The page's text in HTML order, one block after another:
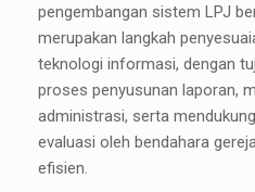
pengembangan sistem LPJ
merupakan langkah
teknologi informasi, dengan
proses penyusunan laporan,
administrasi, serta
evaluasi oleh bendahara
efisien.